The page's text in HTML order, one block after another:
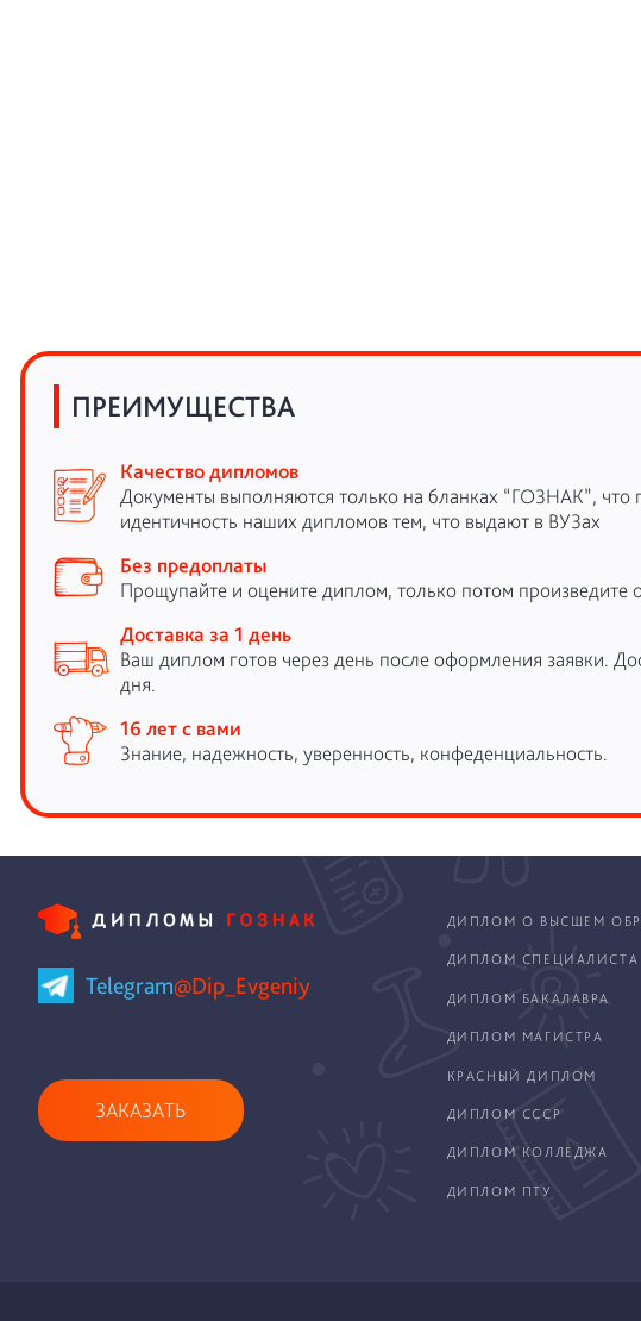
ПРЕИМУЩЕСТВА
Качество дипломов
Документы выполняются только на бланках “ГОЗНАК”, что
идентичность наших дипломов тем, что выдают в ВУЗах
Без предоплаты
Прощупайте и оцените диплом, только потом произведите
Доставка за 1 день
Ваш диплом готов через день после оформления заявки.
дня.
16 лет с вами
Знание, надежность, уверенность, конфеденциальность.
Telegram@Dip_Evgeniy
ЗАКАЗАТЬ
ДИПЛОМ О ВЫСШЕМ
ДИПЛОМ СПЕЦИАЛИСТА
ДИПЛОМ БАКАЛАВРА
ДИПЛОМ МАГИСТРА
КРАСНЫЙ ДИПЛОМ
ДИПЛОМ СССР
ДИПЛОМ КОЛЛЕДЖА
ДИПЛОМ ПТУ